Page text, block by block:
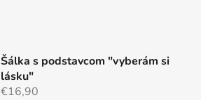
Šálka s podstavcom "vyberám si
lásku"
€16,90